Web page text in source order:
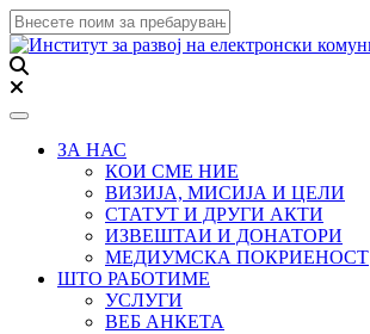
Toggle navigation
ЗА НАС
КОИ СМЕ НИЕ
ВИЗИЈА, МИСИЈА И ЦЕЛИ
СТАТУТ И ДРУГИ АКТИ
ИЗВЕШТАИ И ДОНАТОРИ
МЕДИУМСКА ПОКРИЕНОСТ
ШТО РАБОТИМЕ
УСЛУГИ
ВЕБ АНКЕТА